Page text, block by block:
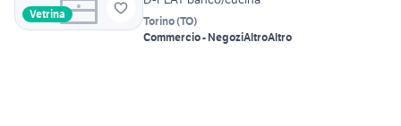
Vetrina
Torino(TO)
Commercio - NegoziAltroAltro